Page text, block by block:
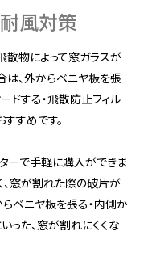
風対策
散物によって窓ガラスが
、外からベニヤ板を張
ドする・飛散防止フィル
すめです。
ーで手軽に購入ができま
、窓が割れた際の破片が
ベニヤ板を張る・内側か
った、窓が割れにくくな